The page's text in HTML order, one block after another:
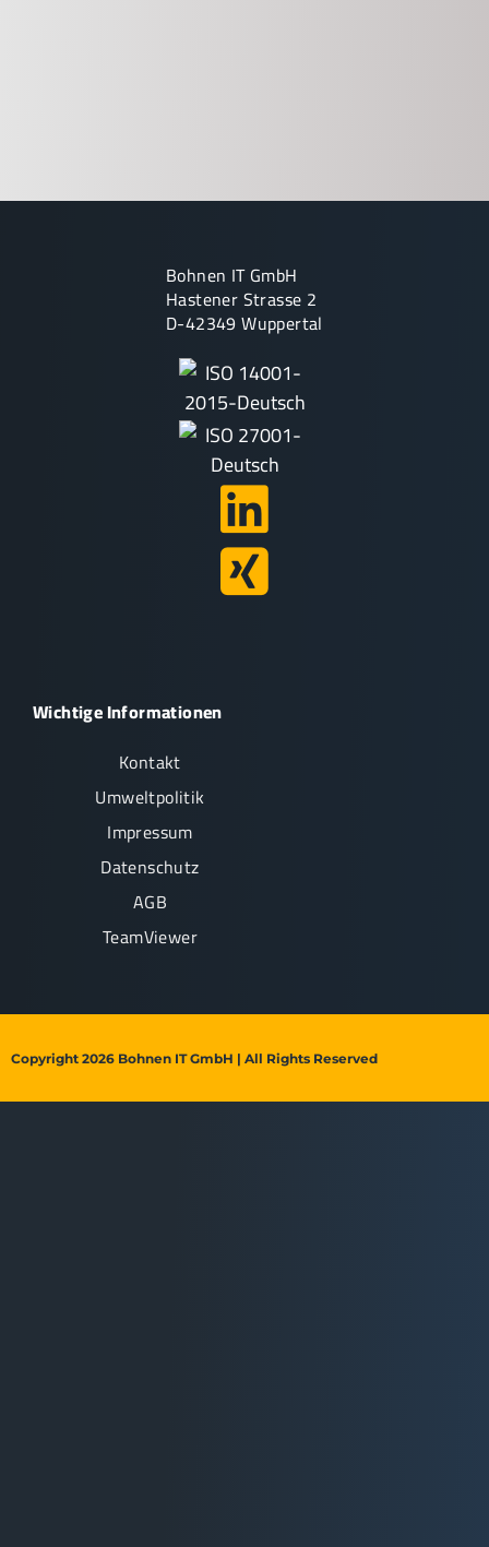
Bohnen IT GmbH
Hastener Strasse 2
D-42349 Wuppertal
Wichtige Informationen
Kontakt
Umweltpolitik
Impressum
Datenschutz
AGB
TeamViewer
Copyright 2026 Bohnen IT GmbH | All Rights Reserved